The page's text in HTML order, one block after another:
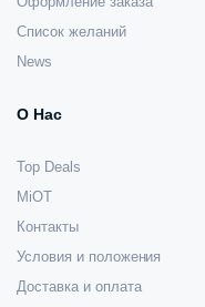
Список желаний
News
О Нас
Top Deals
MiOT
Контакты
Условия и положения
Доставка и оплата